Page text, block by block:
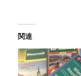
関連